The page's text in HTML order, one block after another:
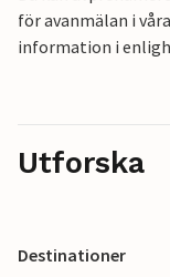
för avanmälan i
information i
Utforska
Destinationer